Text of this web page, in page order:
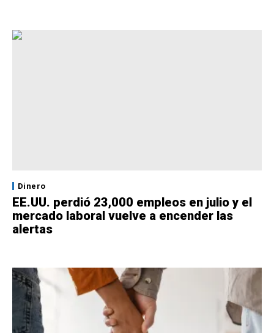
Dinero
EE.UU. perdió 23,000 empleos en julio y el
mercado laboral vuelve a encender las
alertas